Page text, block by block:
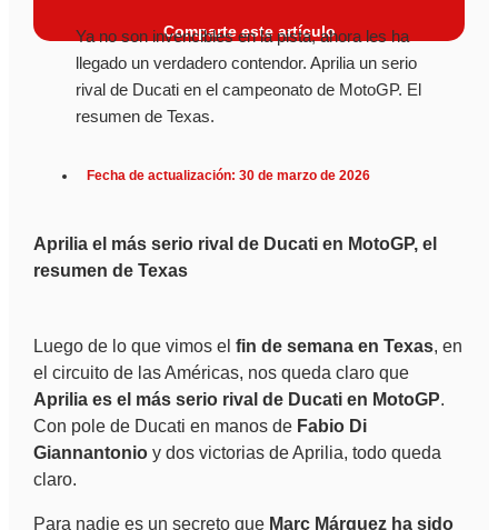
Comparte este artículo
Ya no son invencibles en la pista, ahora les ha
llegado un verdadero contendor. Aprilia un serio
rival de Ducati en el campeonato de MotoGP. El
resumen de Texas.
Fecha de actualización: 30 de marzo de 2026
Aprilia el más serio rival de Ducati en MotoGP, el
resumen de Texas
Luego de lo que vimos el fin de semana en Texas, en
el circuito de las Américas, nos queda claro que
Aprilia es el más serio rival de Ducati en MotoGP.
Con pole de Ducati en manos de Fabio Di
Giannantonioy dos victorias de Aprilia, todo queda
claro.
Para nadie es un secreto que Marc Márquez ha sido